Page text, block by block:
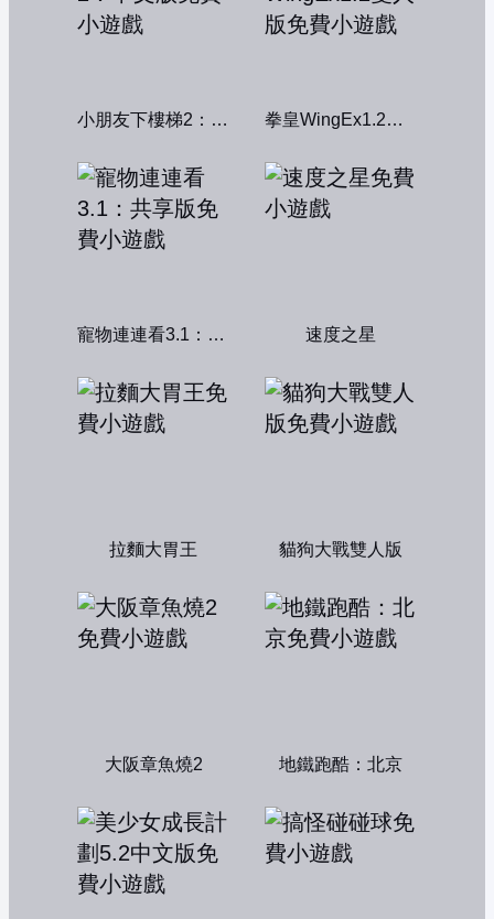
小朋友下樓梯2：中文版 拳皇WingEx1.2雙人版
寵物連連看3.1：共享版 速度之星
拉麵大胃王 貓狗大戰雙人版
大阪章魚燒2 地鐵跑酷：北京